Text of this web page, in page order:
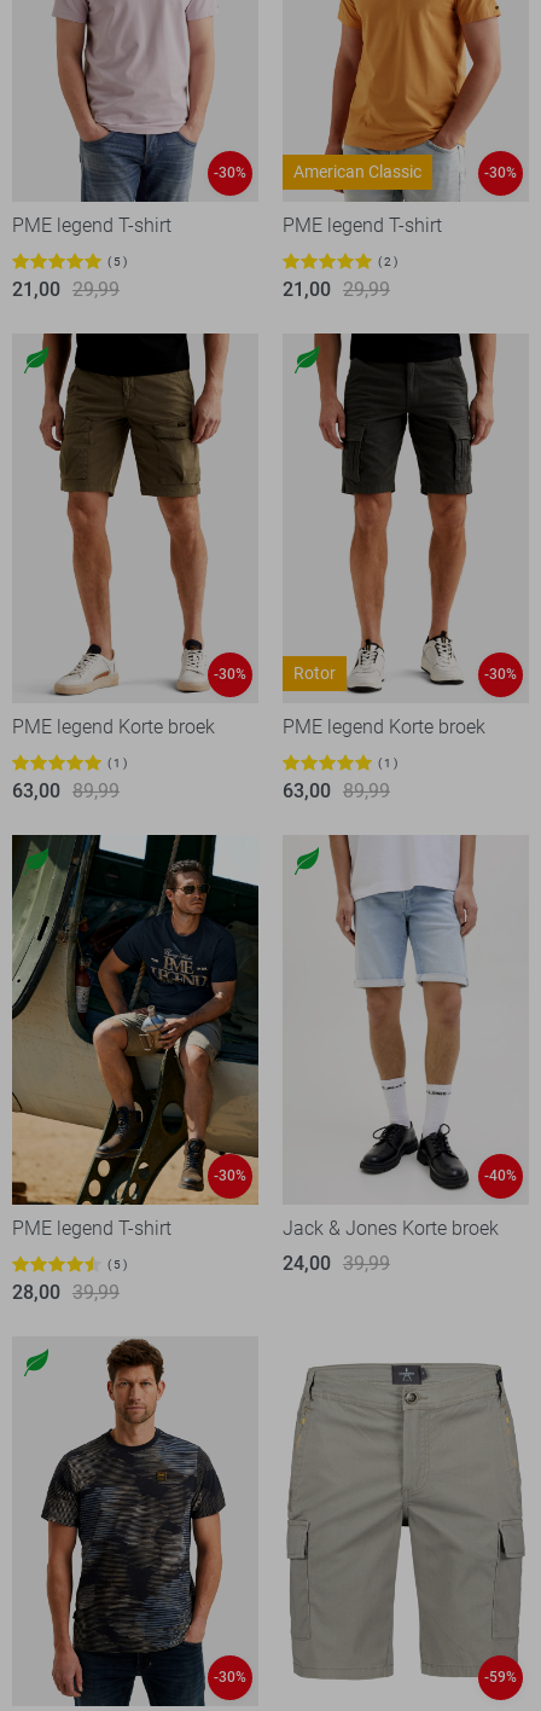
-30%
PME legend T-shirt
5
21,00 29,99
American Classic -30%
PME legend T-shirt
2
21,00 29,99
-30%
PME legend Korte broek
1
63,00 89,99
Rotor -30%
PME legend Korte broek
1
63,00 89,99
-30%
PME legend T-shirt
5
28,00 39,99
-40%
Jack & Jones Korte broek
24,00 39,99
-30% -59%